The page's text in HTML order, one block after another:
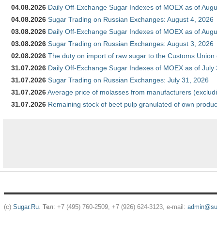
04.08.2026 Daily Off-Exchange Sugar Indexes of MOEX as of
04.08.2026 Sugar Trading on Russian Exchanges: August 4, 2026
03.08.2026 Daily Off-Exchange Sugar Indexes of MOEX as of
03.08.2026 Sugar Trading on Russian Exchanges: August 3, 2026
02.08.2026 The duty on import of raw sugar to the Customs
31.07.2026 Daily Off-Exchange Sugar Indexes of MOEX as of July
31.07.2026 Sugar Trading on Russian Exchanges: July 31, 2026
31.07.2026Average price of molasses from manufacturers
31.07.2026 Remaining stock of beet pulp granulated of own
(c) Sugar.Ru. Тел: +7 (495) 760-2509, +7 (926) 624-3123, e-mail: